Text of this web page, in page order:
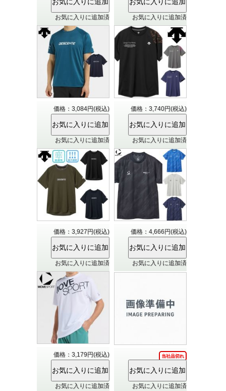
お気に入りに追加済 お気に入りに追加済
価格：3,084円(税込)
お気に入りに追加済
価格：3,740円(税込)
お気に入りに追加済
価格：3,927円(税込)
お気に入りに追加済
価格：4,666円(税込)
お気に入りに追加済
価格：3,179円(税込)
お気に入りに追加済
当社品切れ
お気に入りに追加済